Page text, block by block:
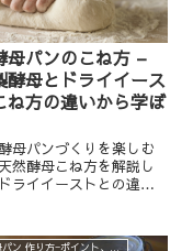
母パンのこね方 –
酵母とドライイース
ね方の違いから学ぼ
母パンづくりを楽しむ
然酵母こね方を解説し
ライイーストとの違い
す。